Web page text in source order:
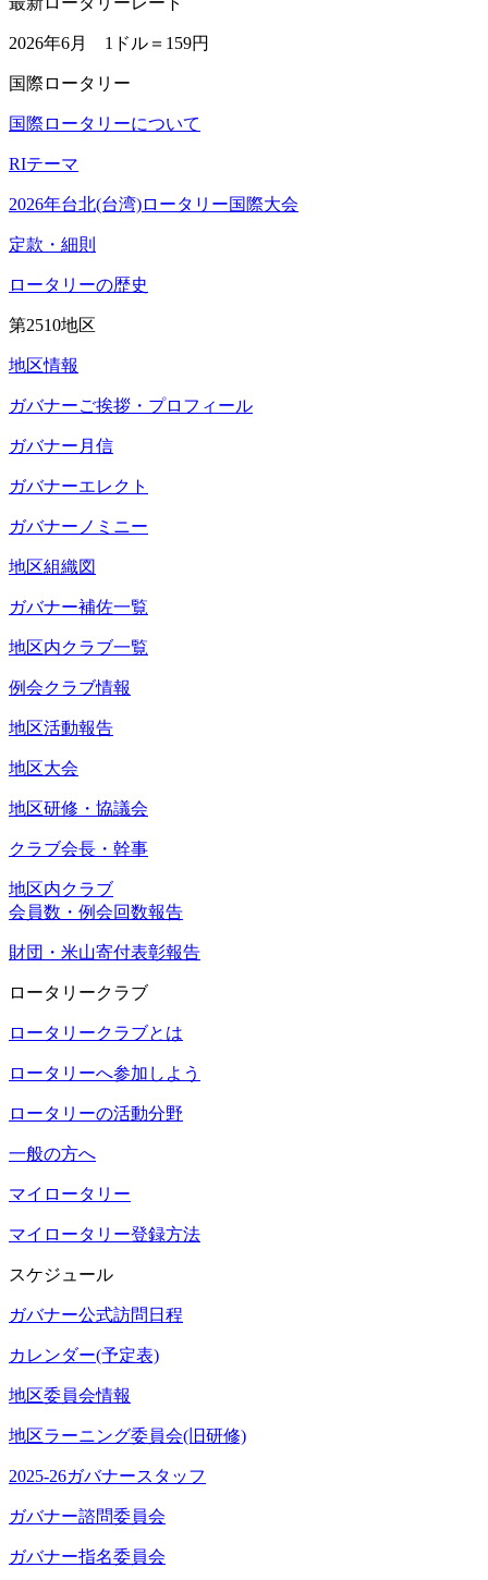
2026年6月 1ドル＝ 159円
国際ロータリー
国際ロータリーについて
RIテーマ
2026年台北(台湾)ロータリー国際大会
定款・細則
ロータリーの歴史
第2510地区
地区情報
ガバナーご挨拶・プロフィール
ガバナー月信
ガバナーエレクト
ガバナーノミニー
地区組織図
ガバナー補佐一覧
地区内クラブ一覧
例会クラブ情報
地区活動報告
地区大会
地区研修・協議会
クラブ会長・幹事
地区内クラブ
会員数・例会回数報告
財団・米山寄付表彰報告
ロータリークラブ
ロータリークラブとは
ロータリーへ参加しよう
ロータリーの活動分野
一般の方へ
マイロータリー
マイロータリー登録方法
スケジュール
ガバナー公式訪問日程
カレンダー(予定表)
地区委員会情報
地区ラーニング委員会(旧研修)
2025-26ガバナースタッフ
ガバナー諮問委員会
ガバナー指名委員会